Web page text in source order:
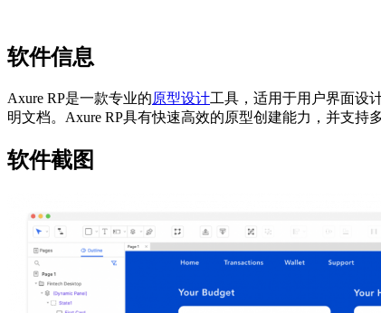
软件信息
Axure RP是一款专业的原型设计工具，适用于用户界面设
明文档。Axure RP具有快速高效的原型创建能力，并支持
软件截图